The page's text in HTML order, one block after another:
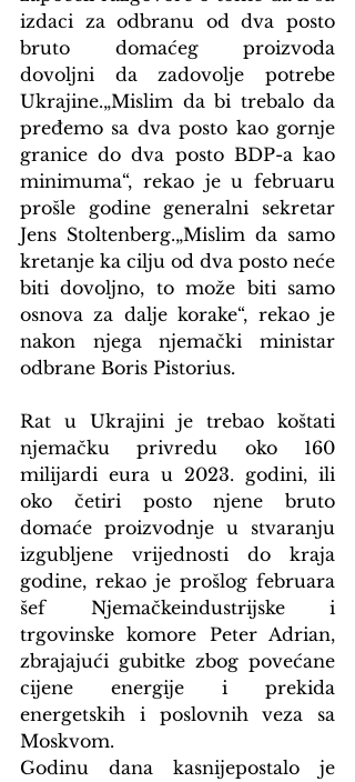
izdaci za odbranu od dva posto
bruto domaćeg proizvoda
dovoljni da zadovolje potrebe
Ukrajine.„Mislim da bi trebalo da
pređemo sa dva posto kao gornje
granice do dva posto BDP-a kao
minimuma“, rekao je u februaru
prošle godine generalni sekretar
Jens Stoltenberg.„Mislim da samo
kretanje ka cilju od dva posto neće
biti dovoljno, to može biti samo
osnova za dalje korake“, rekao je
nakon njega njemački ministar
odbrane Boris Pistorius.
Rat u Ukrajini je trebao koštati
njemačku privredu oko 160
milijardi eura u 2023. godini, ili
oko četiri posto njene bruto
domaće proizvodnje u stvaranju
izgubljene vrijednosti do kraja
godine, rekao je prošlog februara
šef Njemačkeindustrijske i
trgovinske komore Peter Adrian,
zbrajajući gubitke zbog povećane
cijene energije i prekida
energetskih i poslovnih veza sa
Moskvom.
Godinu dana kasnijepostalo je